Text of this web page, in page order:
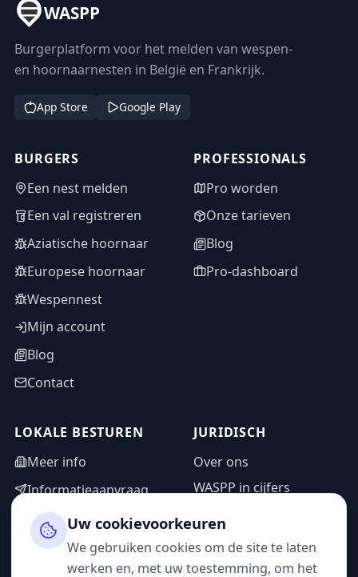
WASPP
Burgerplatform voor het melden van wespen-
en hoornaarnesten in België en Frankrijk.
App Store Google Play
BURGERS
Een nest melden
Een val registreren
Aziatische hoornaar
Europese hoornaar
Wespennest
Mijn account
Blog
Contact
PROFESSIONALS
Pro worden
Onze tarieven
Blog
Pro-dashboard
LOKALE BESTUREN
Meer info
Informatieaanvraag
Adminzone
JURIDISCH
Over ons
WASPP in cijfers
Privacybeleid
Gebruiksvoorwaarden
Uw cookievoorkeuren
We gebruiken cookies om de site te laten
werken en, met uw toestemming, om het